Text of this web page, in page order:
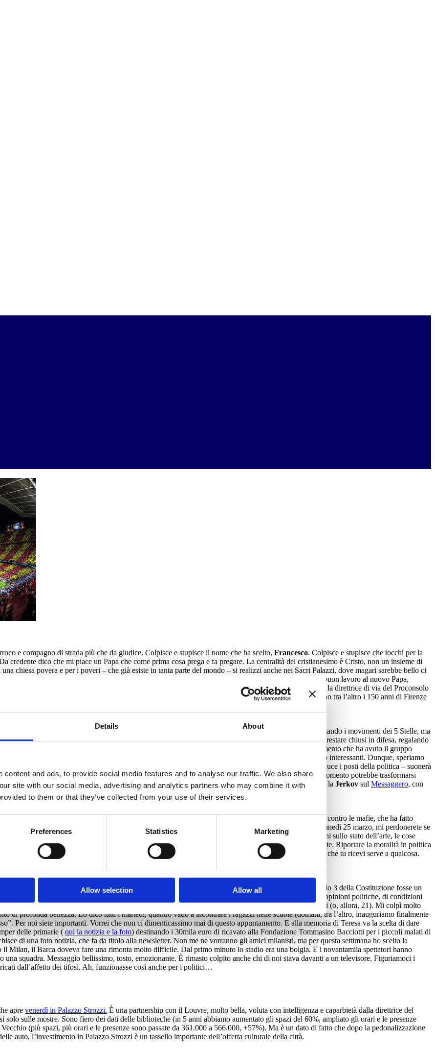
Details About
content and ads, to provide social media features and to analyse our traffic. We also share
site with our social media, advertising and analytics partners who may combine it with
to them or that they’ve collected from your use of their services.
Preferences Statistics Marketing
Allow selection Allow all
e compagno di strada più che da giudice. Colpisce e stupisce il nome che ha scelto, Francesco. Colpisce e stupisce che tocchi per la
credente dico che mi piace un Papa che come prima cosa prega e fa pregare. La centralità del cristianesimo è Cristo, non un insieme di
chiesa povera e per i poveri – che già esiste in tanta parte del mondo – si realizzi anche nei Sacri Palazzi, dove magari sarebbe bello ci
sciolgono lo Ior, insomma, noi ce ne facciamo una ragione… Da laico, da Sindaco, dico che auguriamo buon lavoro al nuovo Papa,
quella data auspichiamo di aver sistemato definitivamente non soltanto l’Opera del Duomo, ma tutta la direttrice di via del Proconsolo
Bargello, i musei universitari e il nuovo San Firenze. Questi lavori di ristrutturazione coroneranno tra l’altro i 150 anni di Firenze
alla guida dei due rami del Parlamento dimostra che quando il centrosinistra non gioca di rimessa, aspettando i movimenti dei 5 Stelle, ma
che i numeri ottenuti diano la garanzia di formare il Governo. Ma la logica di andare all’attacco e non restare chiusi in difesa, regalando
vera novità parlamentare di queste elezioni – mi sono sgolato invano per dirlo – è il profondo rinnovamento che ha avuto il gruppo
è stata tutta altrove. Ma il gruppo del PD è fatto da persone che sono in larga parte davvero molto interessanti. Dunque, speriamo
per il lavoro e una riforma della politica e della burocrazia. Un Governo che libera posti di lavoro e riduce i posti della politica – suonerà
Paradossalmente con questo Parlamento potrebbe essere più semplice che con altri. Questo momento potrebbe trasformarsi
stessa. Ecco perchè in questi giorni parlando conFlorisaBallarò, conFazioa Che Tempo che Fa , con la Jerkov sul Messaggero, con
frase usurata ma come concreta creazione di opportunità.
abbiamo ospitato la bellissima
e le famiglie delle vittime contro le mafie, che ha fatto
Abbiamo organizzato un sopralluogo
nei principali cantieri del centro storico
. E nella prossima enews, lunedì 25 marzo, mi perdonerete se
Si tratta infatti del “Capodanno Fiorentino” e per me è tradizione scrivere una lettera ai miei concittadini sullo stato dell’arte, le cose
eletta direttamente risieda nella necessità di rendicontare e verificare il proprio lavoro in modo costante. Riportare la moralità in politica
i superstipendi (anche questo, sia chiaro!): ma significa anche e soprattutto dimostrare che lo stipendio che tu ricevi serve a qualcosa.
nel 1946. Quando l’ho incontrata, qualche anno fa, mi ha raccontato un suo cruccio. Che l’articolo 3 della Costituzione fosse un
sociale e sono eguali davanti alla legge, senza distinzione di sesso, di razza, di lingua, di religione, di opinioni politiche, di condizioni
distinzione di età”. Perchè i bambini sono cittadini a tutti gli effetti, non solo quando compiono 18 anni (o, allora, 21). Mi colpì molto
di profonda bellezza. Lo dico tutti i martedì, quando vado a incontrare i ragazzi nelle scuole (domani, tra l’altro, inauguriamo finalmente
Per noi siete importanti. Vorrei che non ci dimenticassimo mai di questo appuntamento. E alla memoria di Teresa va la scelta di dare
delle primarie ( qui la notizia e la foto) destinando i 30mila euro di ricavato alla Fondazione Tommasino Bacciotti per i piccoli malati di
di una foto notizia, che fa da titolo alla newsletter. Non me ne vorranno gli amici milanisti, ma per questa settimana ho scelto la
Milan, il Barca doveva fare una rimonta molto difficile. Dal primo minuto lo stadio era una bolgia. E i novantamila spettatori hanno
una squadra. Messaggio bellissimo, tosto, emozionante. È rimasto colpito anche chi di noi stava davanti a un televisore. Figuriamoci i
dall’affetto dei tifosi. Ah, funzionasse così anche per i politici…
apre venerdì in Palazzo Strozzi. È una partnership con il Louvre, molto bella, voluta con intelligenza e caparbietà dalla direttrice del
solo sulle mostre. Sono fiero dei dati delle biblioteche (in 5 anni abbiamo aumentato gli spazi del 60%, ampliato gli orari e le presenze
(più spazi, più orari e le presenze sono passate da 361.000 a 566.000, +57%). Ma è un dato di fatto che dopo la pedonalizzazione
auto, l’investimento in Palazzo Strozzi è un tassello importante dell’offerta culturale della città.